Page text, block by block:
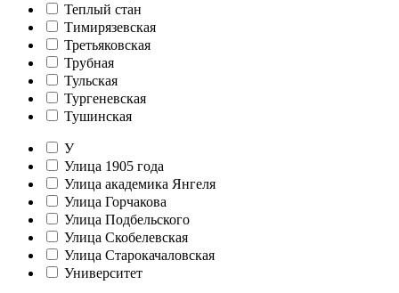
Теплый стан
Тимирязевская
Третьяковская
Трубная
Тульская
Тургеневская
Тушинская
У
Улица 1905 года
Улица академика Янгеля
Улица Горчакова
Улица Подбельского
Улица Скобелевская
Улица Старокачаловская
Университет